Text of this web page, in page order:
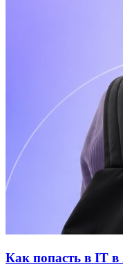
Как попасть в IT в